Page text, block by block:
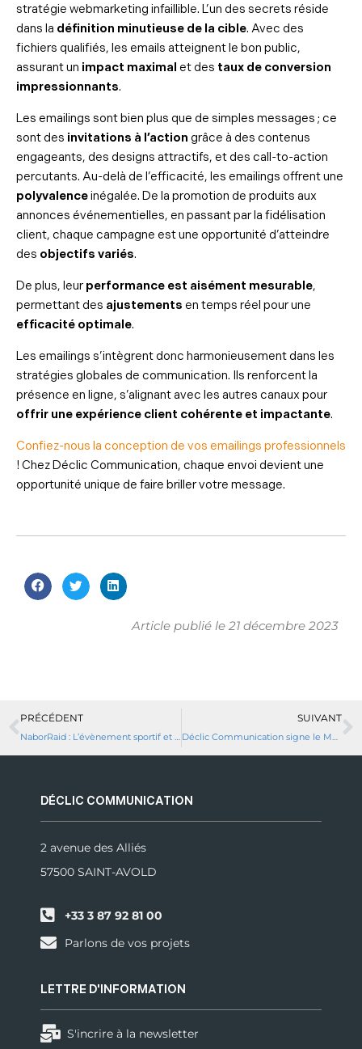
stratégie webmarketing infaillible. L’un des secrets réside
dans la définition minutieuse de la cible. Avec des
fichiers qualifiés, les emails atteignent le bon public,
assurant un impact maximal et des taux de conversion
impressionnants.
Les emailings sont bien plus que de simples messages ; ce
sont des invitations à l’action grâce à des contenus
engageants, des designs attractifs, et des call-to-action
percutants. Au-delà de l’efficacité, les emailings offrent une
polyvalenceinégalée. De la promotion de produits aux
annonces événementielles, en passant par la fidélisation
client, chaque campagne est une opportunité d’atteindre
des objectifs variés.
De plus, leur performance est aisément mesurable,
permettant des ajustements en temps réel pour une
efficacité optimale.
Les emailings s’intègrent donc harmonieusement dans les
stratégies globales de communication. Ils renforcent la
présence en ligne, s’alignant avec les autres canaux pour
offrir une expérience client cohérente et impactante.
Confiez-nous la conception de vos emailings professionnels
! Chez Déclic Communication, chaque envoi devient une
opportunité unique de faire briller votre message.
Article publié le 21 décembre 2023
PRÉCÉDENT
NaborRaid : L’évènement sportif et fun incontournable à Saint-Avold !
SUIVANT
Déclic Communication signe le Manifeste ProMilès !
DÉCLIC COMMUNICATION
2 avenue des Alliés
57500 SAINT-AVOLD
+33 3 87 92 81 00
Parlons de vos projets
LETTRE D'INFORMATION
S'incrire à la newsletter